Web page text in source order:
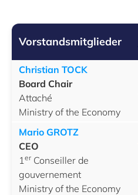
Vorstandsmitglieder
Christian TOCK
Board Chair
Attaché
Ministry of the Economy
Mario GROTZ
CEO
1er Conseiller de
gouvernement
Ministry of the Economy